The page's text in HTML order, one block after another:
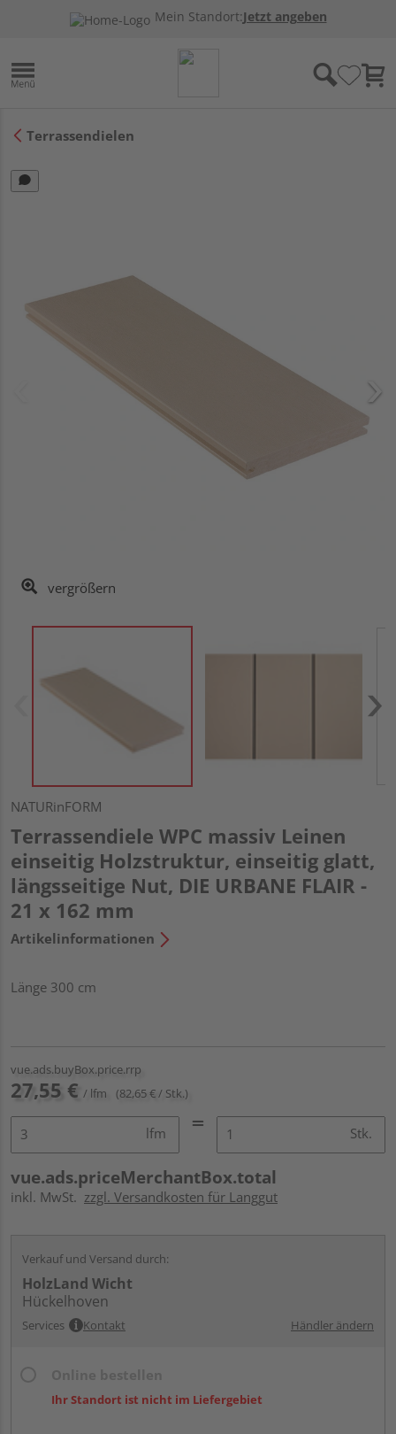
Mein Standort:Jetzt angeben
Terrassendielen
vergrößern
NATURinFORM
Terrassendiele WPC massiv Leinen
einseitig Holzstruktur, einseitig glatt,
längsseitige Nut, DIE URBANE FLAIR -
21 x 162 mm
Artikelinformationen
Länge 300 cm
vue.ads.buyBox.price.rrp
27,55 € / lfm (82,65 € / Stk.)
lfm Stk.
vue.ads.priceMerchantBox.total
inkl. MwSt. zzgl. Versandkosten für Langgut
Verkauf und Versand durch:
HolzLand Wicht
Hückelhoven
Services Kontakt Händler ändern
Ihr Standort ist nicht im Liefergebiet